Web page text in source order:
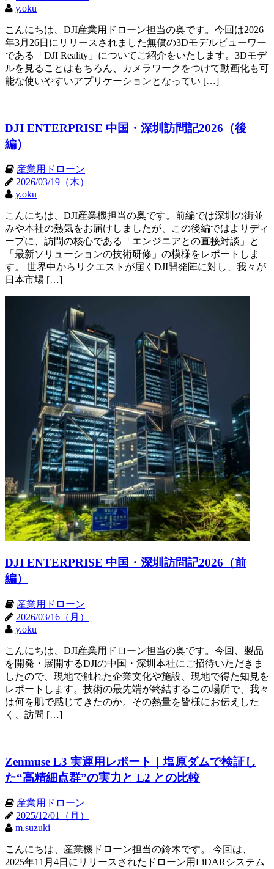
y.oku
こんにちは、DJI産業用ドローン担当の奥です。今回は2026
年3月26日にリリースされました無償の3Dモデルビューワー
である「DJI Reality」についてご紹介をいたします。3Dモデ
ルを見ることはもちろん、カメラワークをつけて動画化も可
能な使いやすいアプリケーションとなってい […]
DJI ENTERPRISE 中国・深圳訪問記2026（後
編）
産業用ドローン
2026/03/19（木）
y.oku
こんにちは、DJI産業機担当の奥です。前編では深圳の街並
みや本社の熱気をお届けしましたが、この後編ではよりディ
ープに、訪問の核心である「エンジニアとの直接対談」と
「最新ソリューションの技術研修」の模様をレポートしま
す。 世界中からリクエストが届くDJI開発陣に対し、我々が
日本市場 […]
DJI ENTERPRISE 中国・深圳訪問記2026（前
編）
産業用ドローン
2026/03/16（月）
y.oku
こんにちは、DJI産業用ドローン担当の奥です。今回、製品
を開発・展開するDJIの中国・深圳本社にご招待いただきま
したので、現地で触れた企業文化や施設、現地で得た知見を
レポートします。技術の最先端が終結するこの場所で、我々
は何を肌で感じてきたのか。その熱量を皆様にお伝えした
く、訪問 […]
Zenmuse L3 実運用レポート｜塩原ダムで検証し
た“高精細点群”の実力と L2 との比較
産業用ドローン
2025/12/01（月）
m.suzuki
こんにちは、産業機ドローン担当の鈴木です。 今回は、
2025年11月4日にリリースされたドローン用LiDARシステム